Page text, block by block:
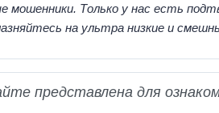
мошенники. Только у нас есть
на ультра низкие и
представлена для